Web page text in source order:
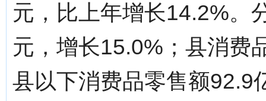
元，比上年增长14.2%。
元，增长15.0%；县消费
县以下消费品零售额92.9